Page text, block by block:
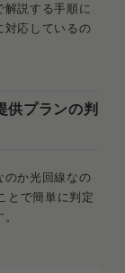
説する手順に
対応しているの
供プランの判
のか光回線なの
とで簡単に判定